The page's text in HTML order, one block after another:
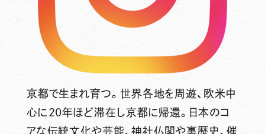
京都で生まれ育つ。世界各地を周遊、欧米中
心に20年ほど滞在し京都に帰還。日本のコ
アな伝統文化や芸能、神社仏閣や裏歴史、催